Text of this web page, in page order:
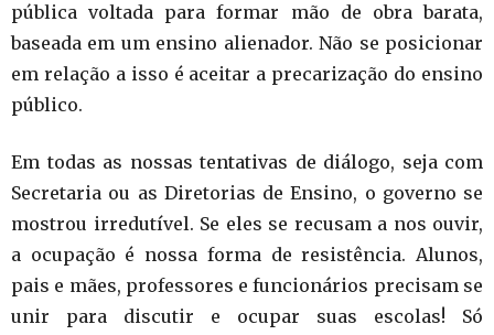
pública voltada para formar mão de obra barata,
baseada em um ensino alienador. Não se posicionar
em relação a isso é aceitar a precarização do ensino
público.
Em todas as nossas tentativas de diálogo, seja com
Secretaria ou as Diretorias de Ensino, o governo se
mostrou irredutível. Se eles se recusam a nos ouvir,
a ocupação é nossa forma de resistência. Alunos,
pais e mães, professores e funcionários precisam se
unir para discutir e ocupar suas escolas! Só